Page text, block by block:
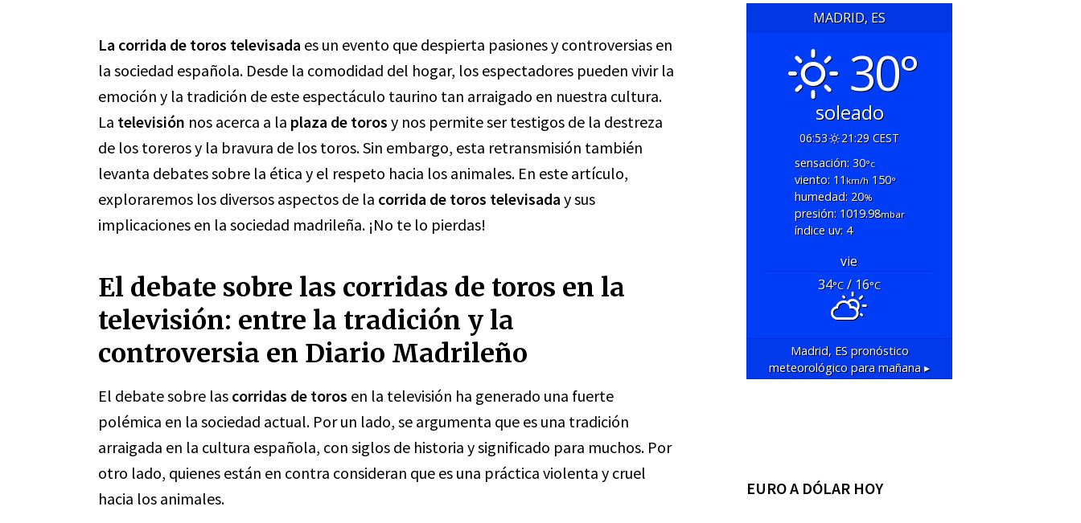
La corrida de toros televisada es un evento que despierta pasiones y controversias en
la sociedad española. Desde la comodidad del hogar, los espectadores pueden vivir la
emoción y la tradición de este espectáculo taurino tan arraigado en nuestra cultura.
La televisión nos acerca a la plaza de toros y nos permite ser testigos de la destreza
de los toreros y la bravura de los toros. Sin embargo, esta retransmisión también
levanta debates sobre la ética y el respeto hacia los animales. En este artículo,
exploraremos los diversos aspectos de la corrida de toros televisada y sus
implicaciones en la sociedad madrileña. ¡No te lo pierdas!
El debate sobre las corridas de toros en la
televisión: entre la tradición y la
controversia en Diario Madrileño
El debate sobre las corridas de toros en la televisión ha generado una fuerte
polémica en la sociedad actual. Por un lado, se argumenta que es una tradición
arraigada en la cultura española, con siglos de historia y significado para muchos. Por
otro lado, quienes están en contra consideran que es una práctica violenta y cruel
hacia los animales.
MADRID, ES
30°
soleado
06:53
21:29 CEST
sensación: 30°c
viento: 11 km/h150°
humedad: 20%
presión: 1019.98mbar
índice uv: 4
vie
34°C/ 16°C
Madrid, ESpronóstico
meteorológico para mañana ▸
EURO A DÓLAR HOY